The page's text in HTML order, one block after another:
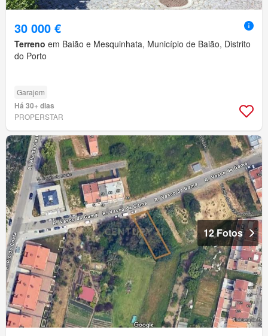
30 000 €
Terreno em Baião e Mesquinhata, Município de Baião, Distrito
do Porto
Garajem
Há 30+ dias
PROPERSTAR
12 Fotos